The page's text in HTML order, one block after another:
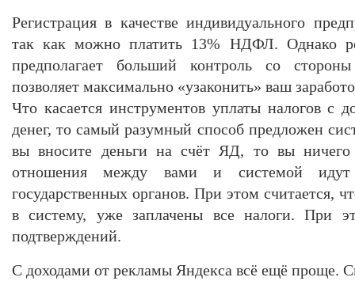
Регистрация в качестве индивидуального
так как можно платить 13% НДФЛ. Однако
предполагает больший контроль со
позволяет максимально «узаконить» ваш
Что касается инструментов уплаты налогов с
денег, то самый разумный способ предложен
вы вносите деньги на счёт ЯД, то вы ничего
отношения между вами и системой
государственных органов. При этом считается,
в систему, уже заплачены все налоги. При
подтверждений.
С доходами от рекламы Яндекса всё ещё проще.